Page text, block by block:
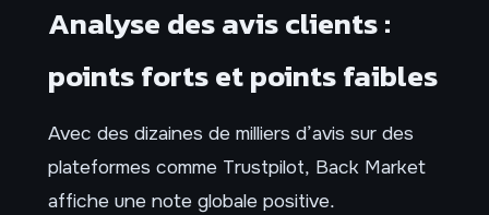
Analyse des avis clients :
points forts et points faibles
Avec des dizaines de milliers d’avis sur des
plateformes comme Trustpilot, Back Market
affiche une note globale positive.